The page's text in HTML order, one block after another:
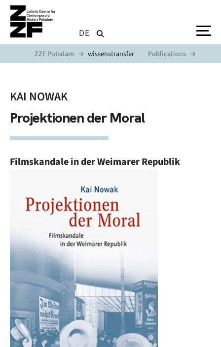
Skip to main content
DE
ZZF Potsdam wissenstransfer Publications
KAI NOWAK
Projektionen der Moral
Filmskandale in der Weimarer Republik